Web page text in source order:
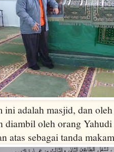
ini adalah masjid, dan
diambil oleh orang
atas sebagai tanda